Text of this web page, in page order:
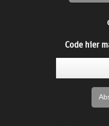
Code hier